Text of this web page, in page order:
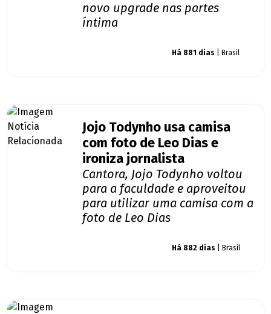
novo upgrade nas partes
íntima
Há 881 dias | Brasil
Jojo Todynho usa camisa
com foto de Leo Dias e
ironiza jornalista
Cantora, Jojo Todynho voltou
para a faculdade e aproveitou
para utilizar uma camisa com a
foto de Leo Dias
Há 882 dias | Brasil